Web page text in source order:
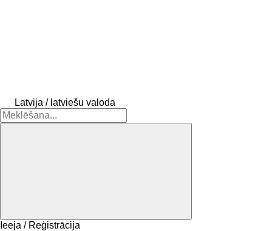
Latvija / latviešu valoda
Ieeja / Reģistrācija